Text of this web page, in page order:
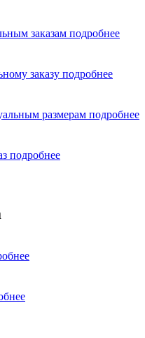
заказам подробнее
заказу подробнее
размерам подробнее
подробнее